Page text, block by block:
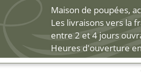
Maison de poupées,
Les livraisons vers la
entre 2 et 4 jours
Heures d'ouverture